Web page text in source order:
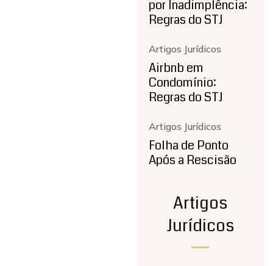
por Inadimplência:
Regras do STJ
Artigos Jurídicos
Airbnb em
Condomínio:
Regras do STJ
Artigos Jurídicos
Folha de Ponto
Após a Rescisão
Artigos
Jurídicos